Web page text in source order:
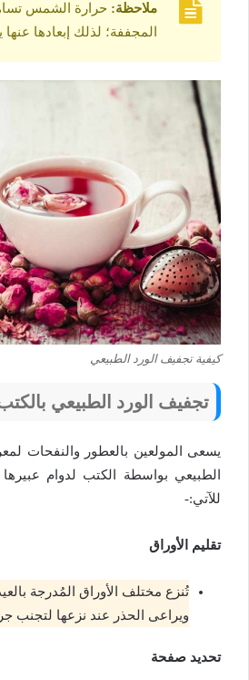
ملاحظة: حرارة الشمس
المجففة؛ لذلك إبعادها
كيفية تجفيف الورد الطبيعي
تجفيف الورد الطبيعي
يسعى المولعين بالعطور والنفحات
الطبيعي بواسطة الكتب لدوام
للآتي:-
تقليم الأوراق
تُنزع مختلف الأوراق المُدرجة
ويراعى الحذر عند نزعها لتجنب
تحديد صفحة